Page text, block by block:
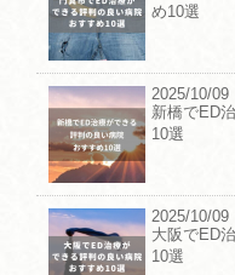
め10選
2025/10/09
新橋でED
10選
2025/10/09
大阪でED
10選